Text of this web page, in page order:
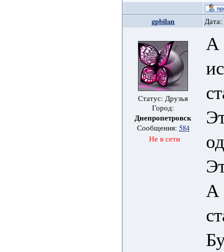
gpbilan
Статус: Друзья
Город:
Днепропетровск
Сообщения: 584
Не в сети
А
А